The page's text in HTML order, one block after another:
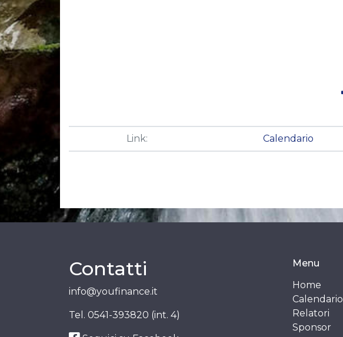
Link: Calendario
Contatti
info@youfinance.it
Tel. 0541-393820 (int. 4)
Menu
Home
Calendario
Relatori
Sponsor